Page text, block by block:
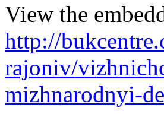
View the
http://
rajoniv/
mizhnarodnyi-